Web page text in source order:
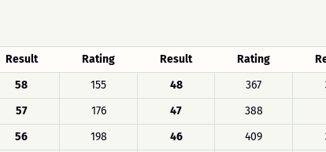
Result Rating Result Rating
58 155 48 367
57 176 47 388
56 198 46 409